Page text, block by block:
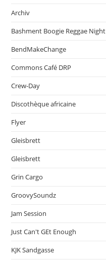
Archiv
Bashment Boogie Reggae Night
BendMakeChange
Commons Café DRP
Crew-Day
Discothèque africaine
Flyer
Gleisbrett
Gleisbrett
Grin Cargo
GroovySoundz
Jam Session
Just Can't GEt Enough
KJK Sandgasse